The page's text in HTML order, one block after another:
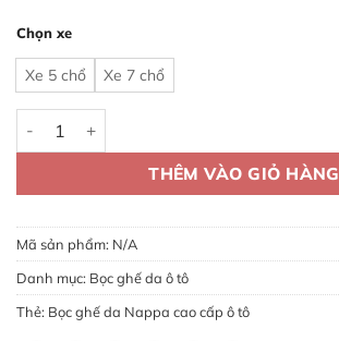
Chọn xe
Xe 5 chổ Xe 7 chổ
THÊM VÀO GIỎ HÀNG
Mã sản phẩm: N/A
Danh mục: Bọc ghế da ô tô
Thẻ: Bọc ghế da Nappa cao cấp ô tô